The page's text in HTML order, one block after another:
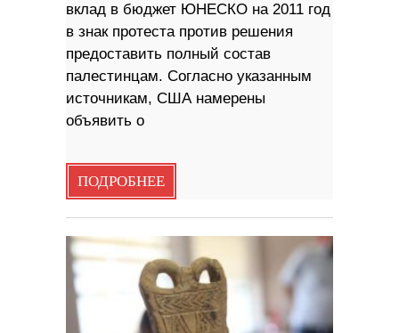
вклад в бюджет ЮНЕСКО на 2011 год
в знак протеста против решения
предоставить полный состав
палестинцам. Согласно указанным
источникам, США намерены
объявить о
ПОДРОБНЕЕ